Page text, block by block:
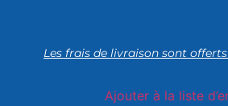
Les frais de livraison sont
Ajouter à la liste